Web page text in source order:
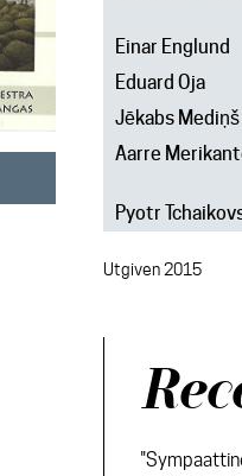
Einar Englund
Eduard Oja
Jēkabs Mediņš
Aarre
Pyotr
Utgiven 2015